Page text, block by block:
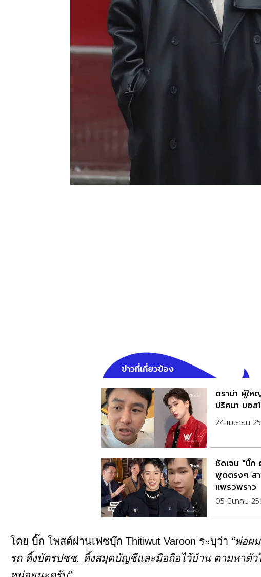
ข่าวที่เกี่ยวข้อง
ดราม่า ผู้ใ
ปริศนา บอส
24 เมษายน
ชัดเจน "บิ๊ก
พูดตรงๆ ส
แพรวพราว
05 มีนาคม
โดย บิ๊ก โพสต์ผ่านเฟซบุ๊ก Thitiwut Varoon ระบุว่า “พ่อผ
รถ ทิ้งบัตรปชช. ทิ้งสมุดบัญชีและมือถือไว้บ้าน ตามหาตัว